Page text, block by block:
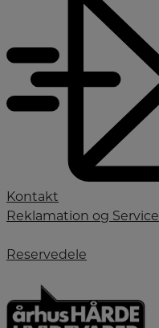
Kontakt
Reklamation og Service
Reservedele